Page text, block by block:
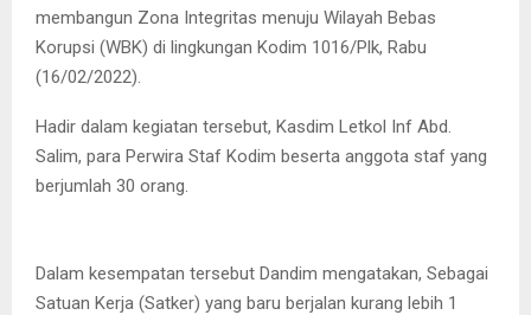
membangun Zona Integritas menuju Wilayah Bebas
Korupsi (WBK) di lingkungan Kodim 1016/Plk, Rabu
(16/02/2022).
Hadir dalam kegiatan tersebut, Kasdim Letkol Inf Abd.
Salim, para Perwira Staf Kodim beserta anggota staf yang
berjumlah 30 orang.
Dalam kesempatan tersebut Dandim mengatakan, Sebagai
Satuan Kerja (Satker) yang baru berjalan kurang lebih 1